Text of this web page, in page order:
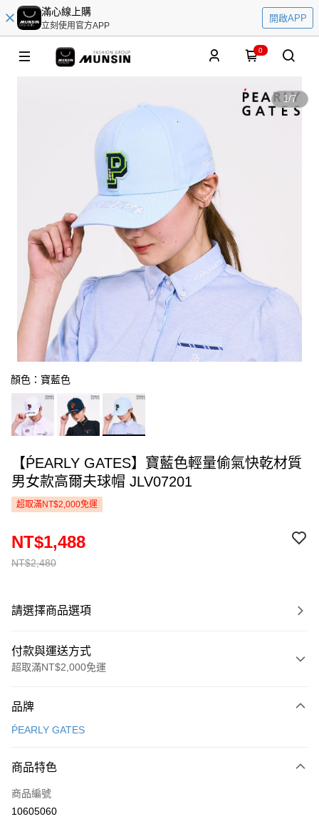
滿心線上購
立刻使用官方APP
開啟APP
0
1/7
顏色：寶藍色
【ṔEARLY GATES】寶藍色輕量偷氣快乾材質
男女款高爾夫球帽 JLV07201
超取滿NT$2,000免運
NT$2,480
NT$1,488
請選擇商品選項
付款與運送方式
超取滿NT$2,000免運
信用卡一次付款
LINE Pay
Apple Pay
品牌
ṔEARLY GATES
商品特色
商品編號
10605060